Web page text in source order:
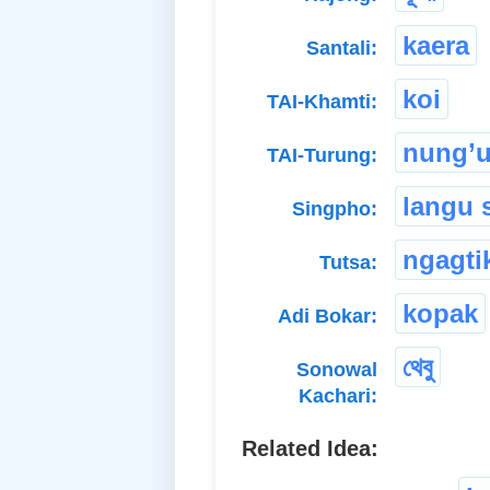
Santali: kaera
TAI-Khamti: koi
TAI-Turung: nung’u
Singpho: langu
Tutsa:
Adi Bokar: kopak
Sonowal
Kachari:
থেবু
Related Idea: